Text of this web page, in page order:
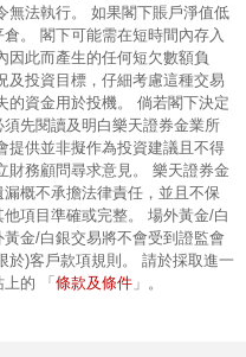
無法執行。 如果閣下賬戶淨值低
。 閣下可能需在短時間內存入
因此而產生的任何短欠數額負
及投資目標，仔細考慮這種交易
的資金用於投機。 倘若閣下決定
先閱讀及明白樂天證券金業所
提供並非擬作為投資建議且不得
財務顧問尋求意見。 樂天證券金
概不承擔法律責任，並且不保
項目準確或完整。 場外黃金/白
金/白銀交易將不會受到證監會
於)客戶款項規則。 請於採取進一
的 「 條款及條件 」。